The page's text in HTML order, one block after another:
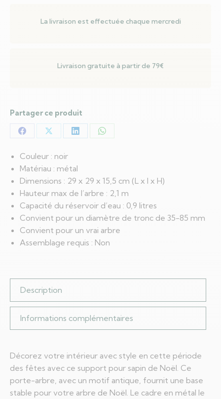
Couleur : noir
Matériau : métal
Dimensions : 29 x 29 x 15,5 cm (L x l x H)
Hauteur max de l’arbre : 2,1 m
Capacité du réservoir d’eau : 0,9 litres
Convient pour un diamètre de tronc de 35-85 mm
Convient pour un vrai arbre
Assemblage requis : Non
La livraison est effectuée chaque mercredi
Livraison gratuite à partir de 79€
Partager ce produit
Partager
sur
Facebook
Partager
X
Partager
LinkedIn
Partager
Description
Informations complémentaires
Décorez votre intérieur avec style en cette période
des fêtes avec ce support pour sapin de Noël. Ce
porte-arbre, avec un motif antique, fournit une base
stable pour votre arbre de Noël. Le cadre en métal le